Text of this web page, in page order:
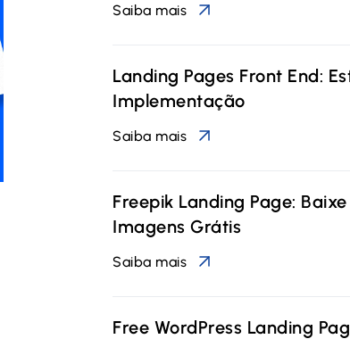
Saiba mais
Landing Pages Front End:
Implementação
Saiba mais
Freepik Landing Page:
Imagens Grátis
Saiba mais
Free WordPress Landing